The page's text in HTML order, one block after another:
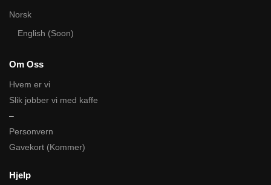
Norsk
English (Soon)
Om Oss
Hvem er vi
Slik jobber vi med kaffe
–
Personvern
Gavekort (Kommer)
Hjelp